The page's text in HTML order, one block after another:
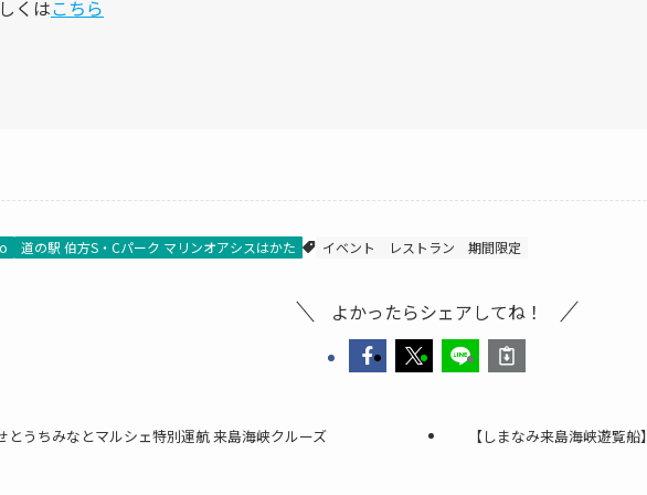
くはこちら
道の駅 伯方S・Cパーク マリンオアシスはかた イベント レストラン 期間限定
よかったらシェアしてね！
とうちみなとマルシェ特別運航 来島海峡クルーズ 【しまなみ来島海峡遊覧